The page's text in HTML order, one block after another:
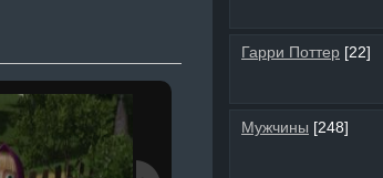
Гарри Поттер [22]
Мужчины [248]